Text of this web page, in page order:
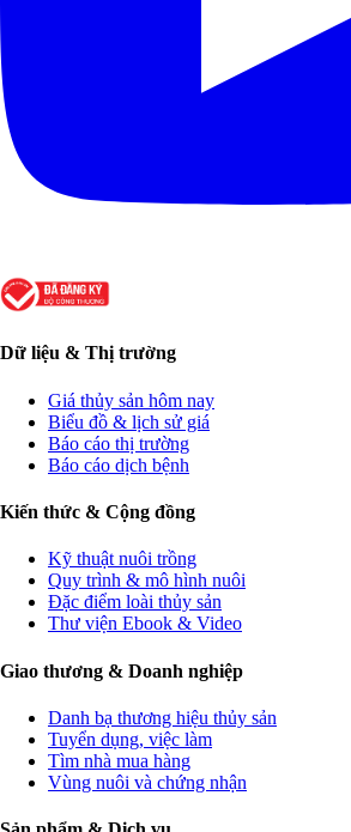
Dữ liệu & Thị trường
Giá thủy sản hôm nay
Biểu đồ & lịch sử giá
Báo cáo thị trường
Báo cáo dịch bệnh
Kiến thức & Cộng đồng
Kỹ thuật nuôi trồng
Quy trình & mô hình nuôi
Đặc điểm loài thủy sản
Thư viện Ebook & Video
Giao thương & Doanh nghiệp
Danh bạ thương hiệu thủy sản
Tuyển dụng, việc làm
Tìm nhà mua hàng
Vùng nuôi và chứng nhận